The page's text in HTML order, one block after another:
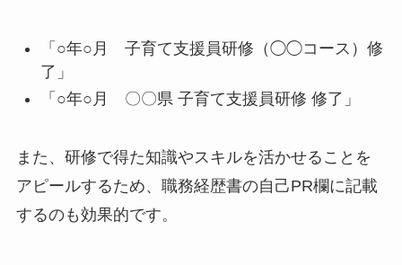
「○年○月 子育て支援員研修（◯◯コース）修
了」
「○年○月 〇〇県 子育て支援員研修 修了」
また、研修で得た知識やスキルを活かせることを
アピールするため、職務経歴書の自己PR欄に記載
するのも効果的です。